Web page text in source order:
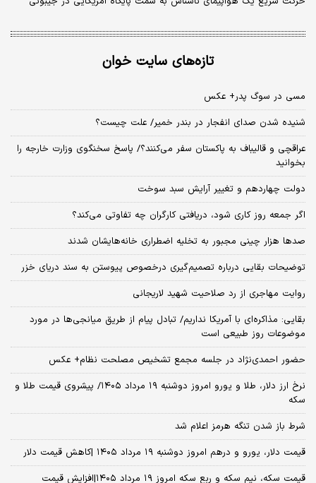
تازه‌های سایت خوان
مسی در سوگ پدر+ عکس
شنیده شدن صدای انفجار در بندر خمیر/ علت چیست؟
عراقچی و قالیباف به پاکستان سفر می‌کنند؟/ پاسخ سخنگوی وزارت خارجه را
بخوانید
دولت چهاردهم و تغییر آرایش سبد سوخت
اگر جمعه روز کاری شود، دریافتی کارگران چه تفاوتی می‌کند؟
صدها هزار چینی مجبور به تخلیه اضطراری خانه‌هایشان شدند
توضیحات بقایی درباره تصمیم‌گیری درخصوص پیوستن به سند دریای خزر
روایت مهاجری از رد صلاحیت شهید لاریجانی
بقایی: مذاکره‌ای با آمریکا نداریم/ تبادل پیام از طریق میانجی‌ها در مورد
موضوعات روز طبیعی است
حضور احمدی‌نژاد در جلسه مجمع تشخیص مصلحت نظام+ عکس
نرخ ارز دلار، طلا و یورو امروز دوشنبه ۱۹ مرداد ۱۴۰۵/ پیشروی قیمت طلا و
سکه
شرط باز شدن تنگه هرمز اعلام شد
قیمت دلار، یورو و درهم امروز دوشنبه ۱۹ مرداد ۱۴۰۵ |کاهش قیمت دلار
قیمت سکه، نیم سکه و ربع سکه امروز ۱۹ مرداد ۱۴۰۵|افزایش قیمت